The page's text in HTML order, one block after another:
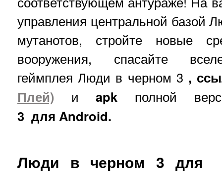
управления центральной базой
мутанотов, стройте новые
вооружения, спасайте
геймплея Люди в черном 3 ,
Плей) иapk полной
3 для Android.
Люди в черном 3 для